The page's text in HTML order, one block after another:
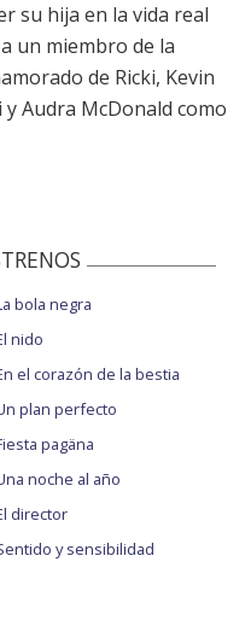
hija en la vida real
un miembro de la
de Ricki, Kevin
Audra McDonald como
bola negra
nido
el corazón de la bestia
plan perfecto
pagäna
noche al año
director
y sensibilidad